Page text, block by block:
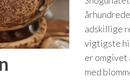
adskillige
vigtigste
er omgivet
med